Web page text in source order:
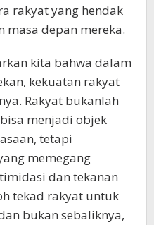
rakyat yang hendak
masa depan mereka.
kita bahwa dalam
kekuatan rakyat
Rakyat bukanlah
menjadi objek
tetapi
memegang
dan tekanan
tekad rakyat untuk
bukan sebaliknya,